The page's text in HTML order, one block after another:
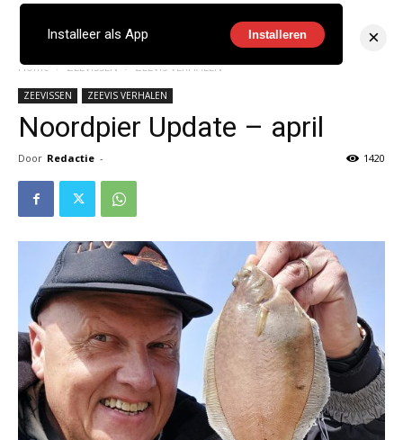
Home ZEEVISSEN ZEEVIS VERHALEN
ZEEVISSEN ZEEVIS VERHALEN
Noordpier Update – april
Door Redactie - 1420
Installeer als App Installeren ×